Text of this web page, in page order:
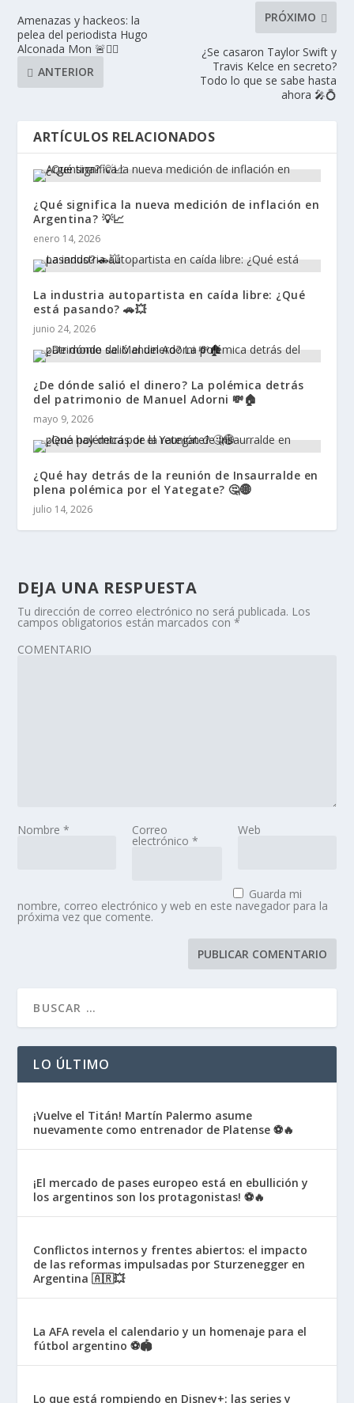
Amenazas y hackeos: la
pelea del periodista Hugo
Alconada Mon 🚨🕵️‍♂️
ANTERIOR
PRÓXIMO
¿Se casaron Taylor Swift y
Travis Kelce en secreto?
Todo lo que se sabe hasta
ahora 🎤💍
ARTÍCULOS RELACIONADOS
¿Qué significa la nueva medición de inflación en
Argentina? 💡📈
enero 14, 2026
La industria autopartista en caída libre: ¿Qué
está pasando? 🚗💥
junio 24, 2026
¿De dónde salió el dinero? La polémica detrás
del patrimonio de Manuel Adorni 💸🏠
mayo 9, 2026
¿Qué hay detrás de la reunión de Insaurralde en
plena polémica por el Yategate? 🤔🌐
julio 14, 2026
DEJA UNA RESPUESTA
Tu dirección de correo electrónico no será publicada. Los
campos obligatorios están marcados con*
COMENTARIO
Nombre* Correo
electrónico *
Web
Guarda mi
nombre, correo electrónico y web en este navegador para la
próxima vez que comente.
LO ÚLTIMO
¡Vuelve el Titán! Martín Palermo asume
nuevamente como entrenador de Platense ⚽🔥
¡El mercado de pases europeo está en ebullición y
los argentinos son los protagonistas! ⚽🔥
Conflictos internos y frentes abiertos: el impacto
de las reformas impulsadas por Sturzenegger en
Argentina 🇦🇷💥
La AFA revela el calendario y un homenaje para el
fútbol argentino ⚽🏟️
Lo que está rompiendo en Disney+: las series y